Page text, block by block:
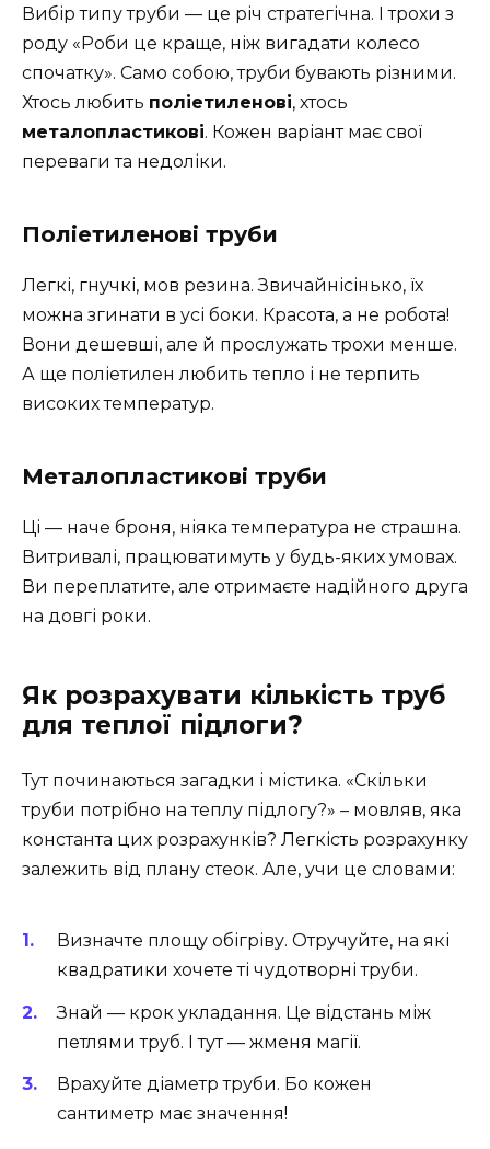
Вибір типу труби — це річ стратегічна. І трохи з
роду «Роби це краще, ніж вигадати колесо
спочатку». Само собою, труби бувають різними.
Хтось любить поліетиленові, хтось
металопластикові. Кожен варіант має свої
переваги та недоліки.
Поліетиленові труби
Легкі, гнучкі, мов резина. Звичайнісінько, їх
можна згинати в усі боки. Красота, а не робота!
Вони дешевші, але й прослужать трохи менше.
А ще поліетилен любить тепло і не терпить
високих температур.
Металопластикові труби
Ці — наче броня, ніяка температура не страшна.
Витривалі, працюватимуть у будь-яких умовах.
Ви переплатите, але отримаєте надійного друга
на довгі роки.
Як розрахувати кількість труб
для теплої підлоги?
Тут починаються загадки і містика. «Скільки
труби потрібно на теплу підлогу?» – мовляв, яка
константа цих розрахунків? Легкість розрахунку
залежить від плану стеок. Але, учи це словами:
Визначте площу обігріву. Отручуйте, на які
квадратики хочете ті чудотворні труби.
Знай — крок укладання. Це відстань між
петлями труб. І тут — жменя магії.
Врахуйте діаметр труби. Бо кожен
сантиметр має значення!